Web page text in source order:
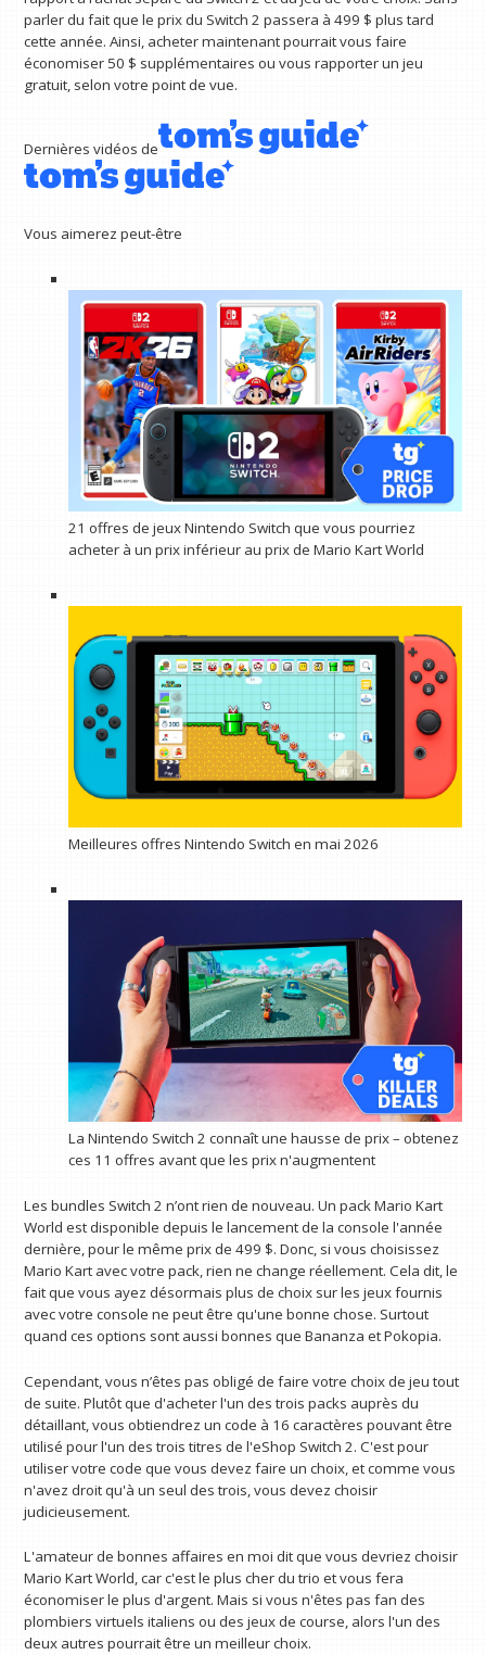
parler du fait que le prix du Switch 2 passera à 499 $ plus tard
cette année. Ainsi, acheter maintenant pourrait vous faire
économiser 50 $ supplémentaires ou vous rapporter un jeu
gratuit, selon votre point de vue.
Dernières vidéos de
Vous aimerez peut-être
21 offres de jeux Nintendo Switch que vous pourriez
acheter à un prix inférieur au prix de Mario Kart World
Meilleures offres Nintendo Switch en mai 2026
La Nintendo Switch 2 connaît une hausse de prix – obtenez
ces 11 offres avant que les prix n'augmentent
Les bundles Switch 2 n’ont rien de nouveau. Un pack Mario Kart
World est disponible depuis le lancement de la console l'année
dernière, pour le même prix de 499 $. Donc, si vous choisissez
Mario Kart avec votre pack, rien ne change réellement. Cela dit, le
fait que vous ayez désormais plus de choix sur les jeux fournis
avec votre console ne peut être qu'une bonne chose. Surtout
quand ces options sont aussi bonnes que Bananza et Pokopia.
Cependant, vous n’êtes pas obligé de faire votre choix de jeu tout
de suite. Plutôt que d'acheter l'un des trois packs auprès du
détaillant, vous obtiendrez un code à 16 caractères pouvant être
utilisé pour l'un des trois titres de l'eShop Switch 2. C'est pour
utiliser votre code que vous devez faire un choix, et comme vous
n'avez droit qu'à un seul des trois, vous devez choisir
judicieusement.
L'amateur de bonnes affaires en moi dit que vous devriez choisir
Mario Kart World, car c'est le plus cher du trio et vous fera
économiser le plus d'argent. Mais si vous n'êtes pas fan des
plombiers virtuels italiens ou des jeux de course, alors l'un des
deux autres pourrait être un meilleur choix.